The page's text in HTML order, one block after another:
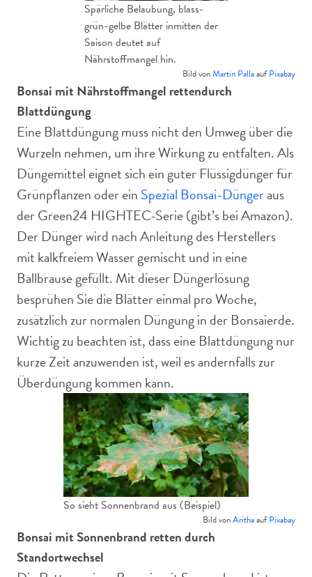
Spärliche Belaubung, blass-
grün-gelbe Blätter inmitten der
Saison deutet auf
Nährstoffmangel hin.
Bild vonMartin PallaaufPixabay
Bonsai mit Nährstoffmangel rettendurch
Blattdüngung
Eine Blattdüngung muss nicht den Umweg über die
Wurzeln nehmen, um ihre Wirkung zu entfalten. Als
Düngemittel eignet sich ein guter Flüssigdünger für
Grünpflanzen oder ein Spezial Bonsai-Düngeraus
der Green24 HIGHTEC-Serie (gibt’s bei Amazon).
Der Dünger wird nach Anleitung des Herstellers
mit kalkfreiem Wasser gemischt und in eine
Ballbrause gefüllt. Mit dieser Düngerlösung
besprühen Sie die Blätter einmal pro Woche,
zusätzlich zur normalen Düngung in der Bonsaierde.
Wichtig zu beachten ist, dass eine Blattdüngung nur
kurze Zeit anzuwenden ist, weil es andernfalls zur
Überdüngung kommen kann.
So sieht Sonnenbrand aus (Beispiel)
Bild vonArithaaufPixabay
Bonsai mit Sonnenbrand retten durch
Standortwechsel